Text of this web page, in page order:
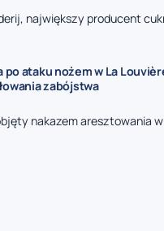
największy producent
po ataku nożem w La
zabójstwa
nakazem aresztowania